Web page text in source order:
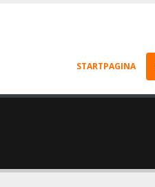
STARTPAGINA